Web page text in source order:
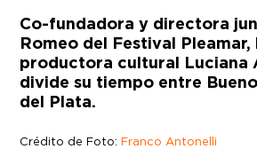
Co-fundadora y directora
Romeo del Festival
productora cultural Luciana
divide su tiempo entre
del Plata.
Crédito de Foto:Franco Antonelli